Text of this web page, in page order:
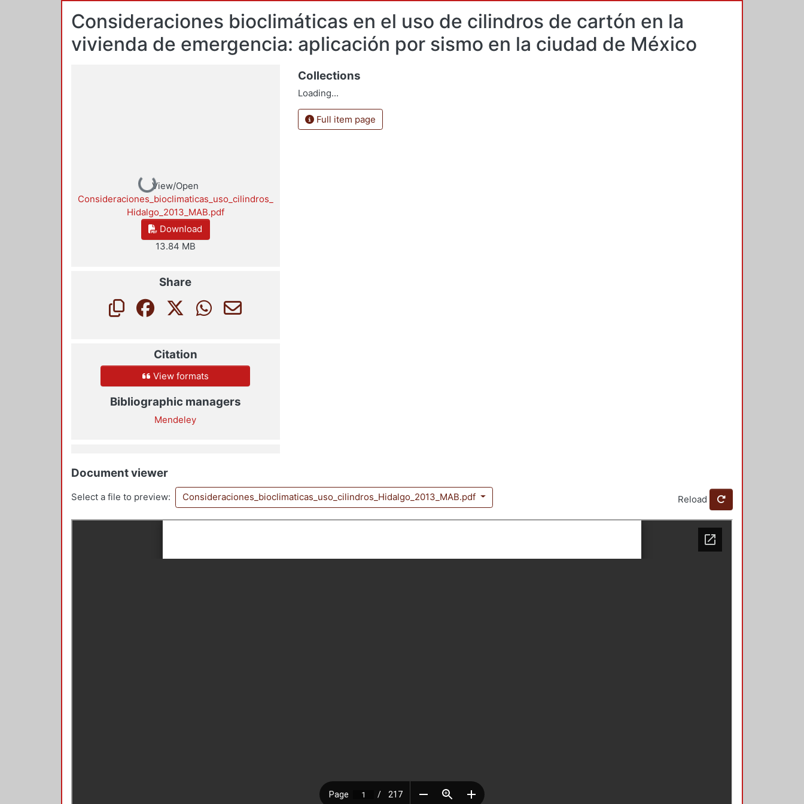
Consideraciones bioclimáticas en el uso de cilindros de cartón en la
vivienda de emergencia: aplicación por sismo en la ciudad de México
Loading...
View/Open
Consideraciones_bioclimaticas_uso_cilindros_
Hidalgo_2013_MAB.pdf
Download
13.84 MB
Share
Citation
View formats
Bibliographic managers
Mendeley
Collections
Loading...
Full item page
Document viewer
Select a file to preview: Consideraciones_bioclimaticas_uso_cilindros_Hidalgo_2013_MAB.pdf Reload